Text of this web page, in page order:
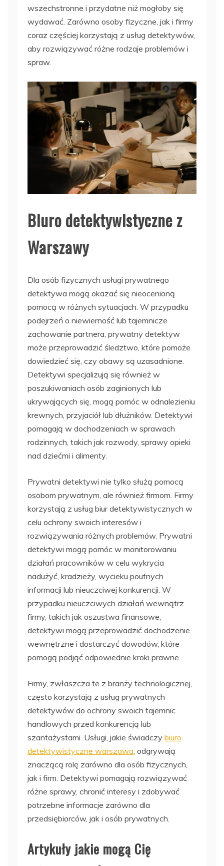
wszechstronne i przydatne niż mogłoby się
wydawać. Zarówno osoby fizyczne, jak i firmy
coraz częściej korzystają z usług detektywów,
aby rozwiązywać różne rodzaje problemów i
spraw.
Biuro detektywistyczne z
Warszawy
Dla osób fizycznych usługi prywatnego
detektywa mogą okazać się nieocenioną
pomocą w różnych sytuacjach. W przypadku
podejrzeń o niewierność lub tajemnicze
zachowanie partnera, prywatny detektyw
może przeprowadzić śledztwo, które pomoże
dowiedzieć się, czy obawy są uzasadnione.
Detektywi specjalizują się również w
poszukiwaniach osób zaginionych lub
ukrywających się, mogą pomóc w odnalezieniu
krewnych, przyjaciół lub dłużników. Detektywi
pomagają w dochodzeniach w sprawach
rodzinnych, takich jak rozwody, sprawy opieki
nad dziećmi i alimenty.
Prywatni detektywi nie tylko służą pomocą
osobom prywatnym, ale również firmom. Firmy
korzystają z usług biur detektywistycznych w
celu ochrony swoich interesów i
rozwiązywania różnych problemów. Prywatni
detektywi mogą pomóc w monitorowaniu
działań pracowników w celu wykrycia
nadużyć, kradzieży, wycieku poufnych
informacji lub nieuczciwej konkurencji. W
przypadku nieuczciwych działań wewnątrz
firmy, takich jak oszustwa finansowe,
detektywi mogą przeprowadzić dochodzenie
wewnętrzne i dostarczyć dowodów, które
pomogą podjąć odpowiednie kroki prawne.
Firmy, zwłaszcza te z branży technologicznej,
często korzystają z usług prywatnych
detektywów do ochrony swoich tajemnic
handlowych przed konkurencją lub
szantażystami. Usługi, jakie świadczy biuro
detektywistyczne warszawa, odgrywają
znaczącą rolę zarówno dla osób fizycznych,
jak i firm. Detektywi pomagają rozwiązywać
różne sprawy, chronić interesy i zdobywać
potrzebne informacje zarówno dla
przedsiębiorców, jak i osób prywatnych.
Artykuły jakie mogą Cię